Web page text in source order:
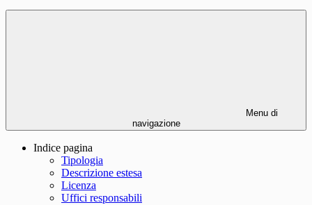
Menu di
navigazione
Indice pagina
Tipologia
Descrizione estesa
Licenza
Uffici responsabili